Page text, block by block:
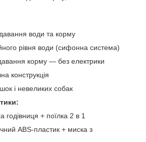
води та корму
рівня води (сифонна система)
корму — без електрики
конструкція
і невеликих собак
годівниця + поїлка 2 в 1
ABS-пластик + миска з